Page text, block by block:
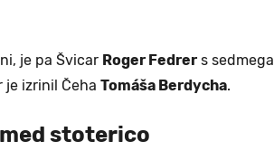
je pa Švicar Roger Fedrer s sedmega
je izrinil Čeha Tomáša Berdycha.
stoterico